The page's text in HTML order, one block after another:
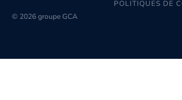
POLITIQUES DE
© 2026 groupe GCA